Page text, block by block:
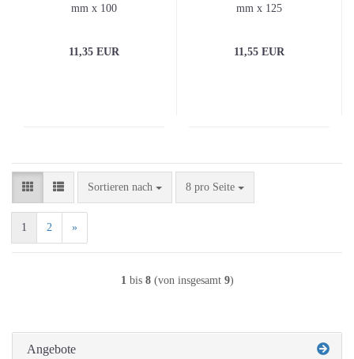
mm x 100
11,35 EUR
mm x 125
11,55 EUR
Sortieren nach
Sortieren nach 8 pro Seite
pro Seite
1 2 »
1bis 8(von insgesamt 9)
Angebote